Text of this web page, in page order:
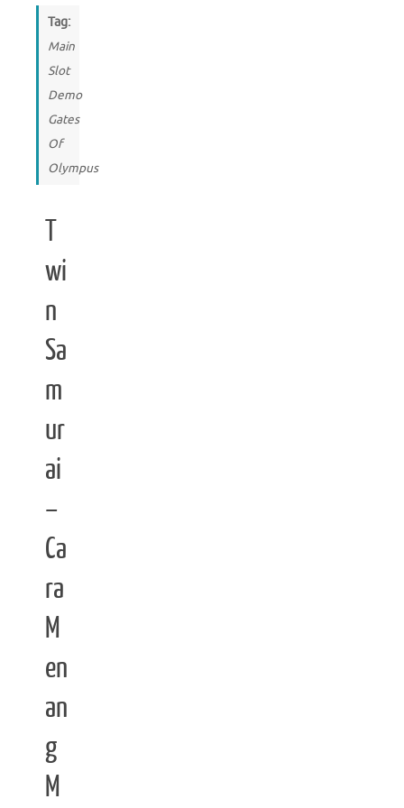
Tag:
Main
Slot
Demo
Gates
Of
Olympus
T
wi
n
Sa
m
ur
ai
–
Ca
ra
M
en
an
g
M